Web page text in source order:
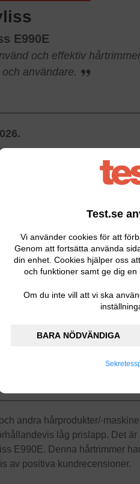
Test.se
Vi använder cookies för att
Genom att fortsätta använda
din enhet. Cookies hjälper oss
och funktioner samt ge dig en
Om du inte vill att vi ska
BARA NÖDVÄNDIGA
E990E
och effektiv
användare.
2026.
andra hårprodukter/-
låg prislapp. Det är
E990E. Denna hårtrimmer
av positiva kundrecensioner.